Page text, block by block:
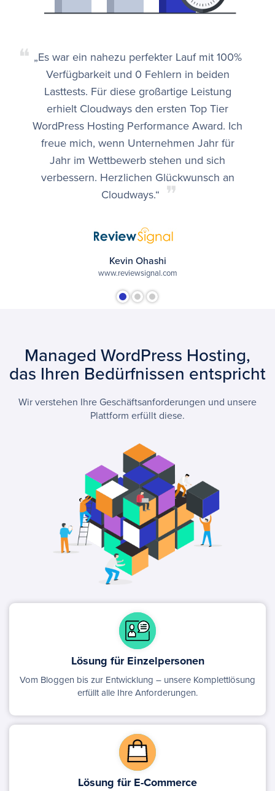
❝ „Es war ein nahezu perfekter Lauf mit 100%
Verfügbarkeit und 0 Fehlern in beiden
Lasttests. Für diese großartige Leistung
erhielt Cloudways den ersten Top Tier
WordPress Hosting Performance Award. Ich
freue mich, wenn Unternehmen Jahr für
Jahr im Wettbewerb stehen und sich
verbessern. Herzlichen Glückwunsch an
Cloudways.“ ❞
Kevin Ohashi
www.reviewsignal.com
Managed WordPress Hosting,
das Ihren Bedürfnissen entspricht
Wir verstehen Ihre Geschäftsanforderungen und unsere
Plattform erfüllt diese.
Lösung für Einzelpersonen
Vom Bloggen bis zur Entwicklung – unsere Komplettlösung
erfüllt alle Ihre Anforderungen.
Lösung für E-Commerce